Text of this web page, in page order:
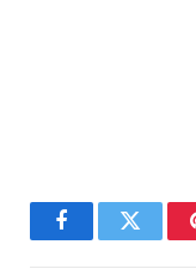
FacebookTwitter